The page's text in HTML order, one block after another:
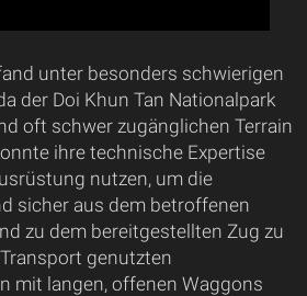
unter besonders schwierigen
der Doi Khun Tan Nationalpark
oft schwer zugänglichen Terrain
ihre technische Expertise
nutzen, um die
sicher aus dem betroffenen
zu dem bereitgestellten Zug zu
genutzten
mit langen, offenen Waggons